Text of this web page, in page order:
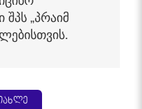
შპს „პრაიმ